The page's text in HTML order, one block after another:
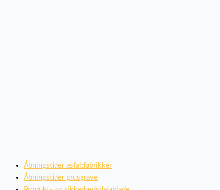
Åbningstider asfaltfabrikker
Åbningstider grusgrave